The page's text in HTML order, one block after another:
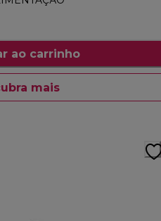
ao carrinho
mais